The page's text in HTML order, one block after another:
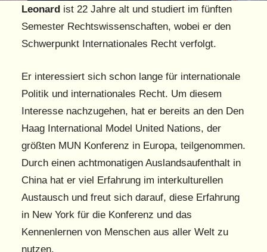
Leonard ist 22 Jahre alt und studiert im fünften
Semester Rechtswissenschaften, wobei er den
Schwerpunkt Internationales Recht verfolgt.
Er interessiert sich schon lange für internationale
Politik und internationales Recht. Um diesem
Interesse nachzugehen, hat er bereits an den Den
Haag International Model United Nations, der
größten MUN Konferenz in Europa, teilgenommen.
Durch einen achtmonatigen Auslandsaufenthalt in
China hat er viel Erfahrung im interkulturellen
Austausch und freut sich darauf, diese Erfahrung
in New York für die Konferenz und das
Kennenlernen von Menschen aus aller Welt zu
nutzen.